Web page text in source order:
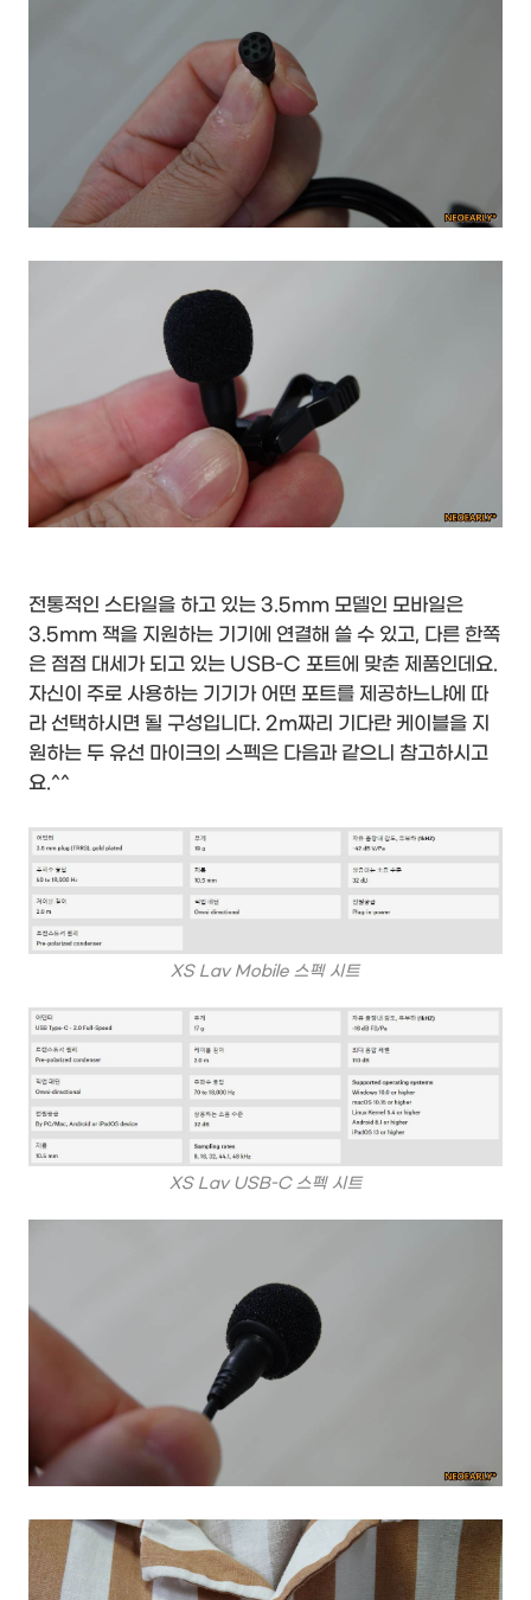
전통적인 스타일을 하고 있는 3.5mm 모델인 모바일은
3.5mm 잭을 지원하는 기기에 연결해 쓸 수 있고, 다른 한쪽
은 점점 대세가 되고 있는 USB-C 포트에 맞춘 제품인데요.
자신이 주로 사용하는 기기가 어떤 포트를 제공하느냐에 따
라 선택하시면 될 구성입니다. 2m짜리 기다란 케이블을 지
원하는 두 유선 마이크의 스펙은 다음과 같으니 참고하시고
요.^^
XS Lav Mobile 스펙 시트
XS Lav USB-C 스펙 시트